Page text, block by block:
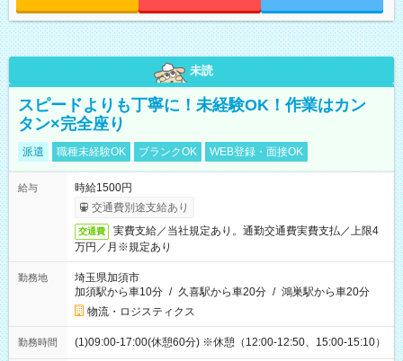
未読
スピードよりも丁寧に！未経験OK！作業はカン
タン×完全座り
派遣 職種未経験OK ブランクOK WEB登録・面接OK
給与
時給1500円
交通費別途支給あり
交通費
実費支給／当社規定あり。通勤交通費実費支払／上限4
万円／月※規定あり
勤務地
埼玉県加須市
加須駅から車10分 / 久喜駅から車20分 / 鴻巣駅から車20分
物流・ロジスティクス
勤務時間 (1)09:00-17:00(休憩60分) ※休憩（12:00-12:50、15:00-15:10）